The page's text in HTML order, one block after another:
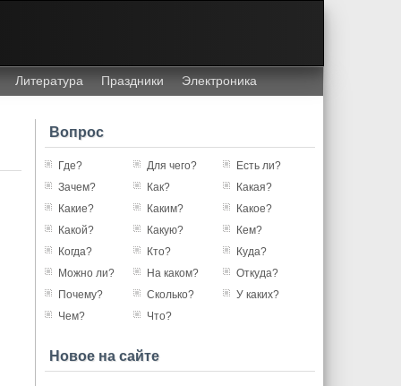
Литература Праздники Электроника
Вопрос
Где? Для чего?
Есть ли?
Зачем?
Как?
Какая?
Какие?
Каким?
Какое?
Какой?
Какую?
Кем?
Когда?
Кто?
Куда?
Можно ли?
На каком?
Откуда?
Почему?
Сколько?
У каких?
Чем?
Что?
Новое на сайте